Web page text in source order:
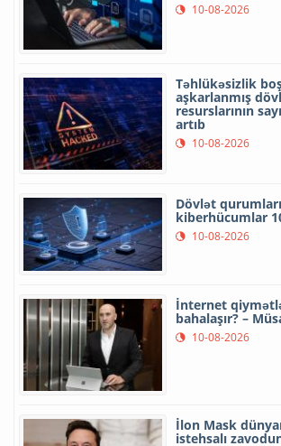
10-08-2026
Təhlükəsizlik
aşkarlanmış
resurslarının
artıb
10-08-2026
Dövlət
kiberhücumlar
10-08-2026
İnternet
bahalaşır? –
10-08-2026
İlon Mask
istehsalı